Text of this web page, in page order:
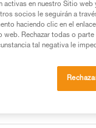
y técnicas, las
activas en nuestro Sitio
socios le seguirán a
haciendo clic en el
Rechazar todas o
tal negativa le